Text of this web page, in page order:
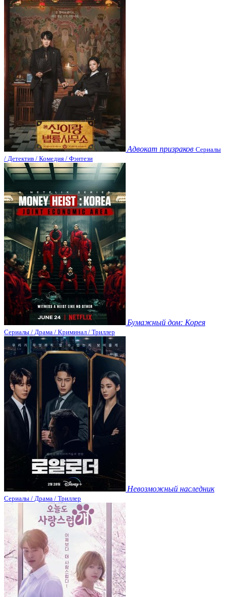
Адвокат призраков Сериалы
/ Детектив / Комедия / Фэнтези
Бумажный дом: Корея
Сериалы / Драма / Криминал / Триллер
Невозможный наследник
Сериалы / Драма / Триллер